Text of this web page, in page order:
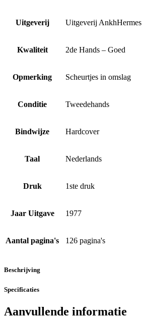
Uitgeverij Uitgeverij AnkhHermes
Kwaliteit 2de Hands – Goed
Opmerking Scheurtjes in omslag
Conditie Tweedehands
Bindwijze Hardcover
Taal Nederlands
Druk 1ste druk
Jaar Uitgave 1977
Aantal pagina's 126 pagina's
Beschrijving
Specificaties
Aanvullende informatie